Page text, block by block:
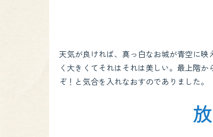
天気が良ければ、真っ白なお城が青空に
く大きくてそれはそれは美しい。最上階
ぞ！と気合を入れなおすのでありました。